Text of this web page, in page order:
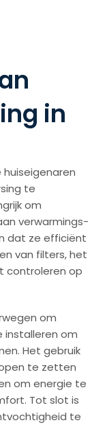
in
huiseigenaren
te
om
verwarmings-
dat ze efficiënt
van filters, het
controleren op
om
installeren om
Het gebruik
te zetten
om energie te
Tot slot is
te